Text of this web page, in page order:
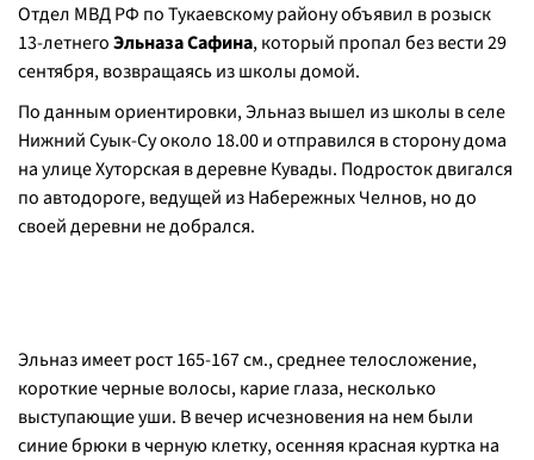
Отдел МВД РФ по Тукаевскому району объявил в розыск
13-летнегоЭльназа Сафина, который пропал без вести 29
сентября, возвращаясь из школы домой.
По данным ориентировки, Эльназ вышел из школы в селе
Нижний Суык-Су около 18.00 и отправился в сторону дома
на улице Хуторская в деревне Кувады. Подросток двигался
по автодороге, ведущей из Набережных Челнов, но до
своей деревни не добрался.
Эльназ имеет рост 165-167 см., среднее телосложение,
короткие черные волосы, карие глаза, несколько
выступающие уши. В вечер исчезновения на нем были
синие брюки в черную клетку, осенняя красная куртка на